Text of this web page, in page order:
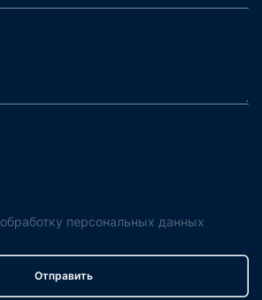
обработку персональных данных
Отправить